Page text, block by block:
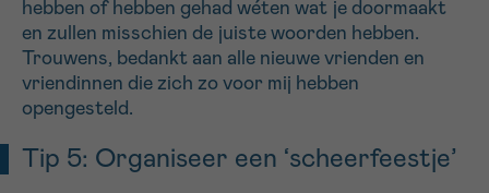
hebben of hebben gehad wéten wat je doormaakt
en zullen misschien de juiste woorden hebben.
Trouwens, bedankt aan alle nieuwe vrienden en
vriendinnen die zich zo voor mij hebben
opengesteld.
Tip 5: Organiseer een ‘scheerfeestje’